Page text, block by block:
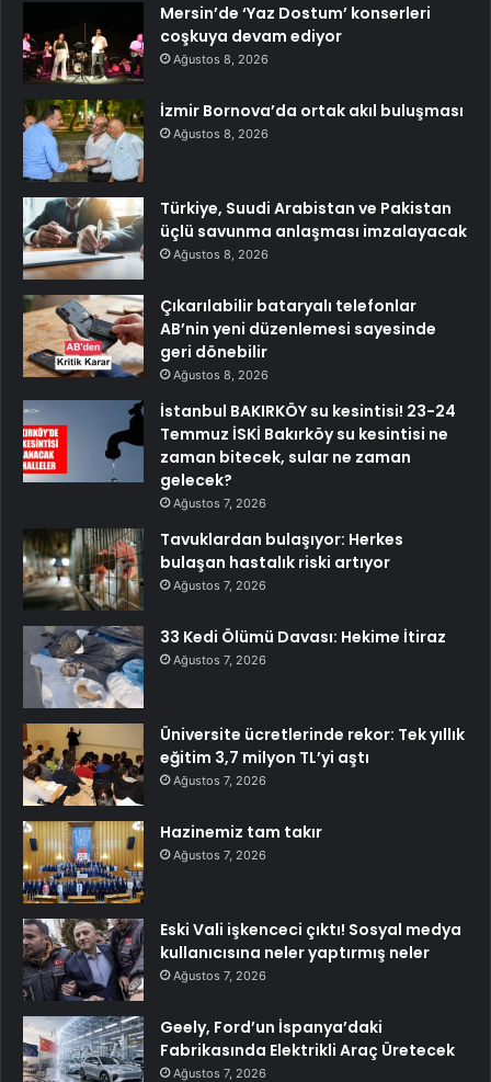
Mersin’de ‘Yaz Dostum’ konserleri
coşkuya devam ediyor
Ağustos 8, 2026
İzmir Bornova’da ortak akıl buluşması
Ağustos 8, 2026
Türkiye, Suudi Arabistan ve Pakistan
üçlü savunma anlaşması imzalayacak
Ağustos 8, 2026
Çıkarılabilir bataryalı telefonlar
AB’nin yeni düzenlemesi sayesinde
geri dönebilir
Ağustos 8, 2026
İstanbul BAKIRKÖY su kesintisi! 23-24
Temmuz İSKİ Bakırköy su kesintisi ne
zaman bitecek, sular ne zaman
gelecek?
Ağustos 7, 2026
Tavuklardan bulaşıyor: Herkes
bulaşan hastalık riski artıyor
Ağustos 7, 2026
33 Kedi Ölümü Davası: Hekime İtiraz
Ağustos 7, 2026
Üniversite ücretlerinde rekor: Tek yıllık
eğitim 3,7 milyon TL’yi aştı
Ağustos 7, 2026
Hazinemiz tam takır
Ağustos 7, 2026
Eski Vali işkenceci çıktı! Sosyal medya
kullanıcısına neler yaptırmış neler
Ağustos 7, 2026
Geely, Ford’un İspanya’daki
Fabrikasında Elektrikli Araç Üretecek
Ağustos 7, 2026